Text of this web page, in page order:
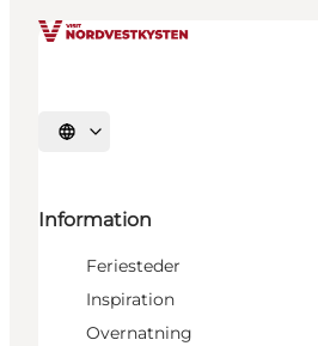
Vælg sprog
Information
Feriesteder
Inspiration
Overnatning